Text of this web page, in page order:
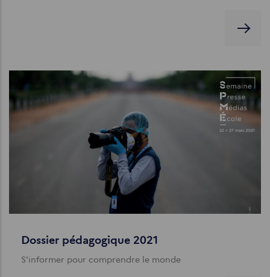
Dossier pédagogique 2021
S'informer pour comprendre le monde